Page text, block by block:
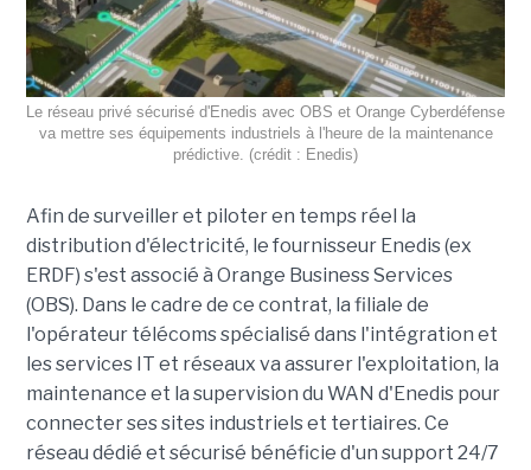
Le réseau privé sécurisé d'Enedis avec OBS et Orange Cyberdéfense
va mettre ses équipements industriels à l'heure de la maintenance
prédictive. (crédit : Enedis)
Afin de surveiller et piloter en temps réel la
distribution d'électricité, le fournisseur Enedis (ex
ERDF) s'est associé à Orange Business Services
(OBS). Dans le cadre de ce contrat, la filiale de
l'opérateur télécoms spécialisé dans l'intégration et
les services IT et réseaux va assurer l'exploitation, la
maintenance et la supervision du WAN d'Enedis pour
connecter ses sites industriels et tertiaires. Ce
réseau dédié et sécurisé bénéficie d'un support 24/7